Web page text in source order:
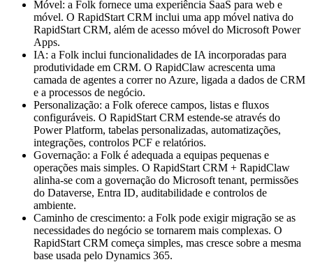
Móvel: a Folk fornece uma experiência SaaS para web e
móvel. O RapidStart CRM inclui uma app móvel nativa do
RapidStart CRM, além de acesso móvel do Microsoft Power
Apps.
IA: a Folk inclui funcionalidades de IA incorporadas para
produtividade em CRM. O RapidClaw acrescenta uma
camada de agentes a correr no Azure, ligada a dados de CRM
e a processos de negócio.
Personalização: a Folk oferece campos, listas e fluxos
configuráveis. O RapidStart CRM estende-se através do
Power Platform, tabelas personalizadas, automatizações,
integrações, controlos PCF e relatórios.
Governação: a Folk é adequada a equipas pequenas e
operações mais simples. O RapidStart CRM + RapidClaw
alinha-se com a governação do Microsoft tenant, permissões
do Dataverse, Entra ID, auditabilidade e controlos de
ambiente.
Caminho de crescimento: a Folk pode exigir migração se as
necessidades do negócio se tornarem mais complexas. O
RapidStart CRM começa simples, mas cresce sobre a mesma
base usada pelo Dynamics 365.